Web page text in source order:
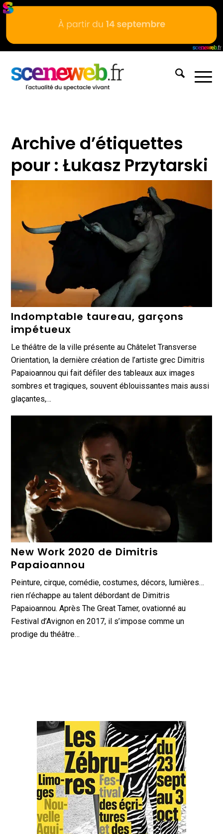
Archive d’étiquettes
pour :Łukasz Przytarski
Indomptable taureau, garçons
impétueux
Le théâtre de la ville présente au Châtelet Transverse
Orientation, la dernière création de l’artiste grec Dimitris
Papaioannou qui fait défiler des tableaux aux images
sombres et tragiques, souvent éblouissantes mais aussi
glaçantes,…
New Work 2020 de Dimitris
Papaioannou
Peinture, cirque, comédie, costumes, décors, lumières…
rien n’échappe au talent débordant de Dimitris
Papaioannou. Après The Great Tamer, ovationné au
Festival d’Avignon en 2017, il s’impose comme un
prodige du théâtre…